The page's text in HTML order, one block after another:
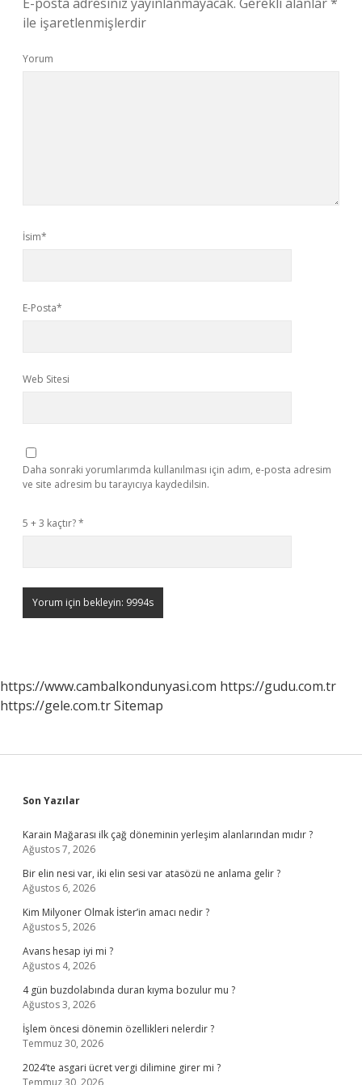
ile işaretlenmişlerdir
Yorum
İsim*
E-Posta*
Web Sitesi
Daha sonraki yorumlarımda kullanılması için adım, e-posta adresim
ve site adresim bu tarayıcıya kaydedilsin.
5 + 3 kaçtır?*
https://www.cambalkondunyasi.com https://gudu.com.tr
https://gele.com.trSitemap
Sidebar
Son Yazılar
Karain Mağarası ilk çağ döneminin yerleşim alanlarından mıdır ?
Ağustos 7, 2026
Bir elin nesi var, iki elin sesi var atasözü ne anlama gelir ?
Ağustos 6, 2026
Kim Milyoner Olmak İster’in amacı nedir ?
Ağustos 5, 2026
Avans hesap iyi mi ?
Ağustos 4, 2026
4 gün buzdolabında duran kıyma bozulur mu ?
Ağustos 3, 2026
İşlem öncesi dönemin özellikleri nelerdir ?
Temmuz 30, 2026
2024’te asgari ücret vergi dilimine girer mi ?
Temmuz 30, 2026